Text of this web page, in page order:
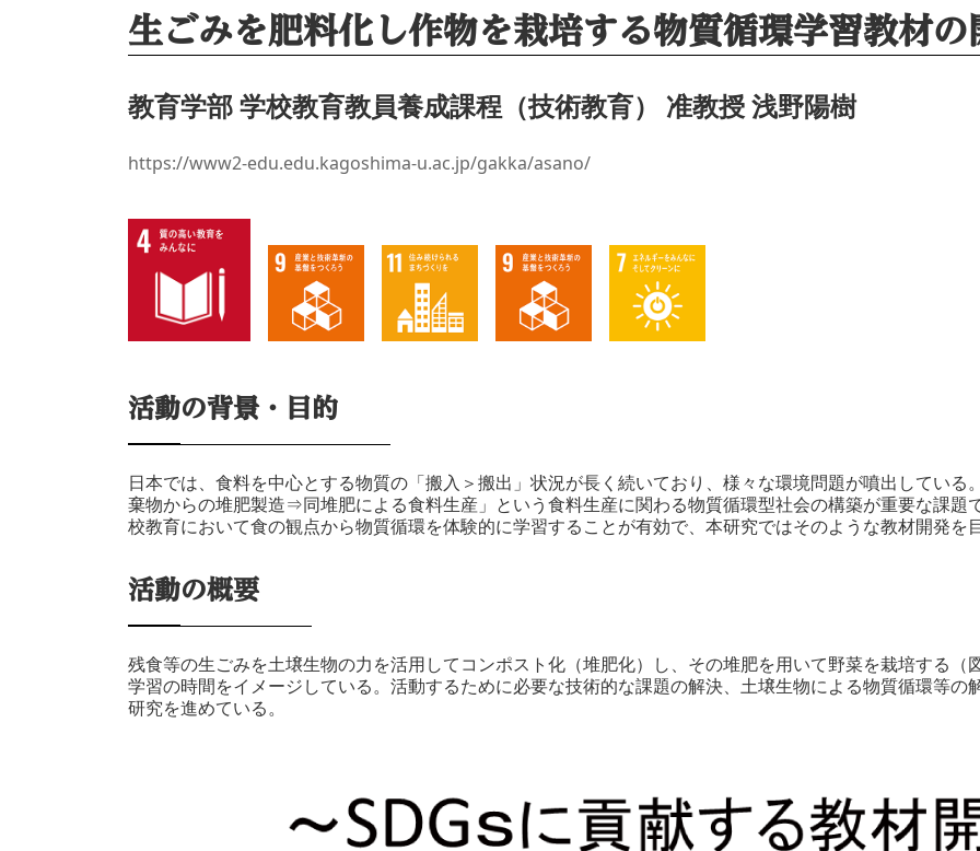
生ごみを肥料化し作物を栽培する物質循環学習教材の
教育学部 学校教育教員養成課程（技術教育） 准教授 浅野陽樹
https://www2-edu.edu.kagoshima-u.ac.jp/gakka/asano/
活動の背景・目的
日本では、食料を中心とする物質の「搬入＞搬出」状況が長く続いており、様々な環境問題が噴出してい
棄物からの堆肥製造⇒同堆肥による食料生産」という食料生産に関わる物質循環型社会の構築が重要な課題
校教育において食の観点から物質循環を体験的に学習することが有効で、本研究ではそのような教材開発を
活動の概要
残食等の生ごみを土壌生物の力を活用してコンポスト化（堆肥化）し、その堆肥を用いて野菜を栽培する
学習の時間をイメージしている。活動するために必要な技術的な課題の解決、土壌生物による物質循環等
研究を進めている。